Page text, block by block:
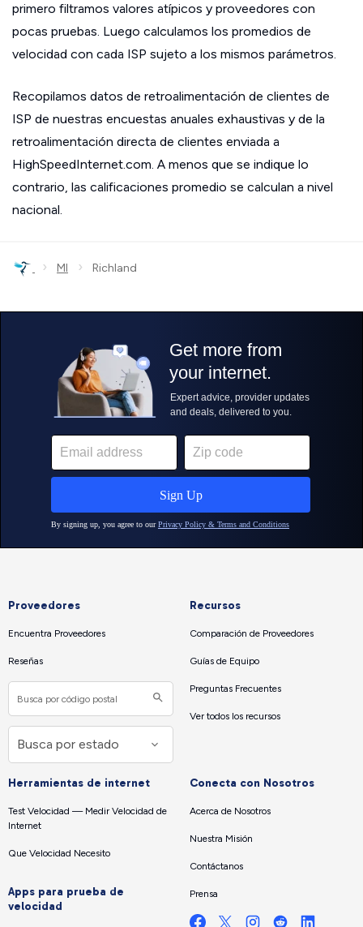
primero filtramos valores atípicos y proveedores con
pocas pruebas. Luego calculamos los promedios de
velocidad con cada ISP sujeto a los mismos parámetros.
Recopilamos datos de retroalimentación de clientes de
ISP de nuestras encuestas anuales exhaustivas y de la
retroalimentación directa de clientes enviada a
HighSpeedInternet.com. A menos que se indique lo
contrario, las calificaciones promedio se calculan a nivel
nacional.
› MI › Richland
Proveedores
Encuentra Proveedores
Reseñas
Recursos
Comparación de Proveedores
Guías de Equipo
Preguntas Frecuentes
Ver todos los recursos
Herramientas de internet
Test Velocidad — Medir Velocidad de
Internet
Que Velocidad Necesito
Apps para prueba de
velocidad
Conecta con Nosotros
Acerca de Nosotros
Nuestra Misión
Contáctanos
Prensa